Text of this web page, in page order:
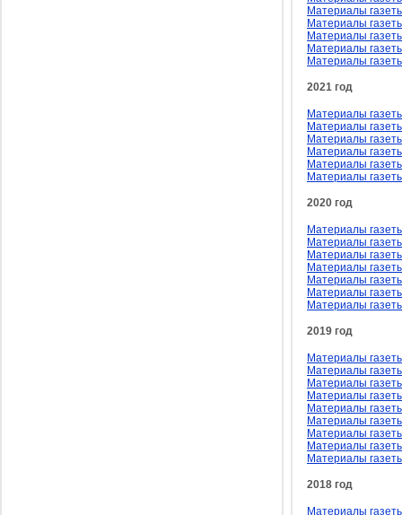
Материалы
Материалы
Материалы
Материалы
Материалы
2021 год
Материалы
Материалы
Материалы
Материалы
Материалы
Материалы
2020 год
Материалы
Материалы
Материалы
Материалы
Материалы
Материалы
Материалы
2019 год
Материалы
Материалы
Материалы
Материалы
Материалы
Материалы
Материалы
Материалы
Материалы
2018 год
Материалы